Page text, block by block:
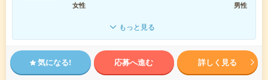
女性
男性
もっと見る
気になる! 応募へ進む 詳しく見る